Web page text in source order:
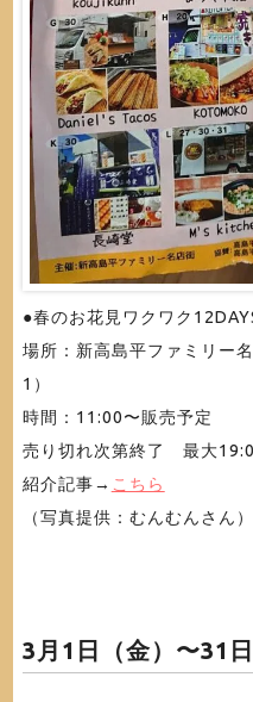
●春のお花見ワクワク
場所：新高島平ファミリー
1）
時間：11:00〜販売予定
売り切れ次第終了 最大
紹介記事→ こちら
（写真提供：むんむんさん）
3月1日（金）〜31日